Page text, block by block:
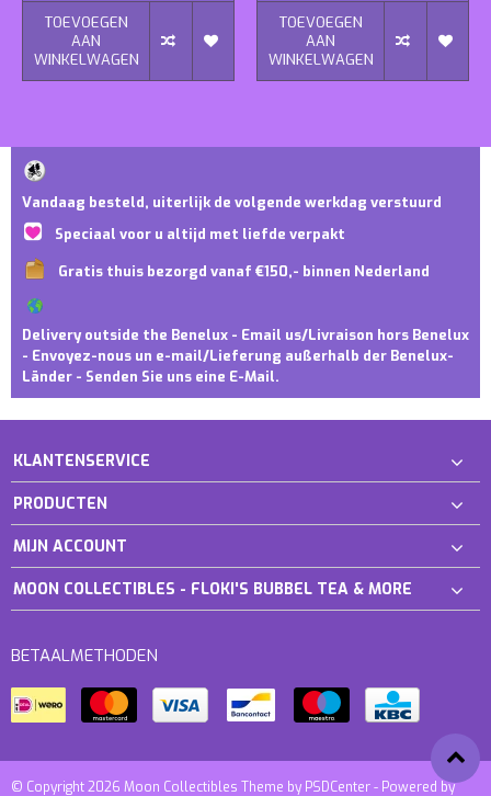
TOEVOEGEN
AAN
WINKELWAGEN
TOEVOEGEN
AAN
WINKELWAGEN
Vandaag besteld, uiterlijk de volgende werkdag verstuurd
Speciaal voor u altijd met liefde verpakt
Gratis thuis bezorgd vanaf €150,- binnen Nederland
Delivery outside the Benelux - Email us/Livraison hors Benelux
- Envoyez-nous un e-mail/Lieferung außerhalb der Benelux-
Länder - Senden Sie uns eine E-Mail.
KLANTENSERVICE
PRODUCTEN
MIJN ACCOUNT
MOON COLLECTIBLES - FLOKI'S BUBBEL TEA & MORE
BETAALMETHODEN
© Copyright 2026 Moon Collectibles Theme by PSDCenter- Powered by